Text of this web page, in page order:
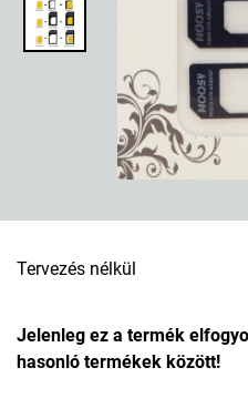
Tervezés nélkül
Jelenleg ez a termék
hasonló termékek között!